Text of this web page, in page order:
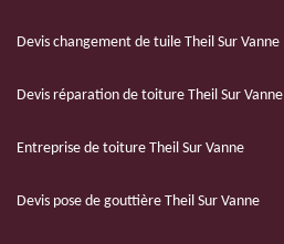
Devis changement de tuile Theil Sur Vanne
Devis réparation de toiture Theil Sur Vanne
Entreprise de toiture Theil Sur Vanne
Devis pose de gouttière Theil Sur Vanne